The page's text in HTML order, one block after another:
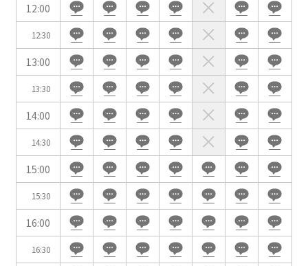
12:00
12:30
13:00
13:30
14:00
14:30
15:00
15:30
16:00
16:30
こちらの会議室の空室状況は
以下からお問合せください。
お電話でのお問合せ
03-3346-1396
受付時間 9:00～18:00（土日祝日・年末年始を除く）
WEBからのお問合せ
人数／レイアウト ※複数選択可能
スクール
2名掛け
スクール
3名掛け
シアター
形式
口の字型 島型 T字島型